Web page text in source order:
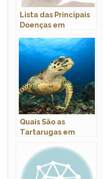
Lista das Principais
Doenças em
e Tratamento
Quais São as
Tartarugas em
Fotos